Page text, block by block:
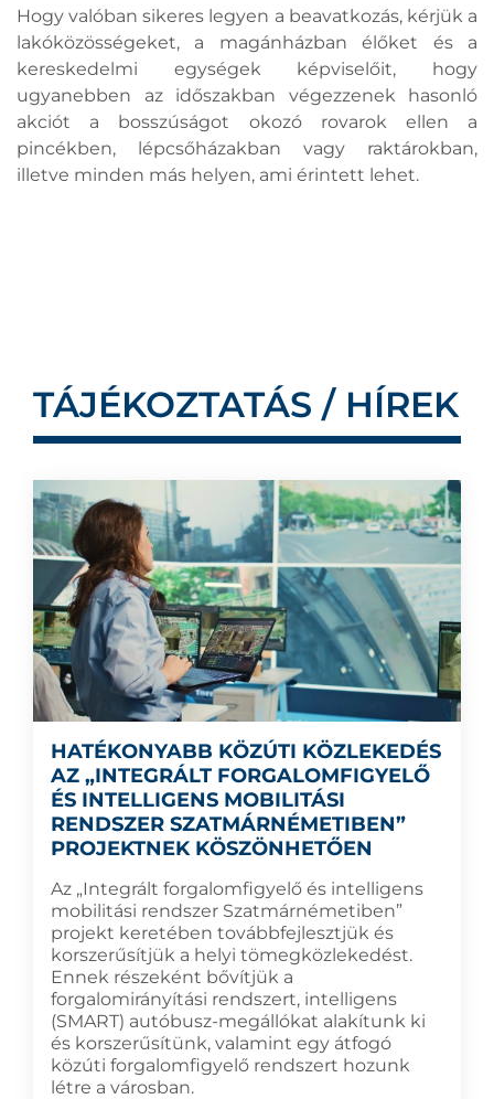
Hogy valóban sikeres legyen a beavatkozás, kérjük a
lakóközösségeket, a magánházban élőket és a
kereskedelmi egységek képviselőit, hogy
ugyanebben az időszakban végezzenek hasonló
akciót a bosszúságot okozó rovarok ellen a
pincékben, lépcsőházakban vagy raktárokban,
illetve minden más helyen, ami érintett lehet.
TÁJÉKOZTATÁS / HÍREK
HATÉKONYABB KÖZÚTI KÖZLEKEDÉS
AZ „INTEGRÁLT FORGALOMFIGYELŐ
ÉS INTELLIGENS MOBILITÁSI
RENDSZER SZATMÁRNÉMETIBEN”
PROJEKTNEK KÖSZÖNHETŐEN
Az „Integrált forgalomfigyelő és intelligens
mobilitási rendszer Szatmárnémetiben”
projekt keretében továbbfejlesztjük és
korszerűsítjük a helyi tömegközlekedést.
Ennek részeként bővítjük a
forgalomirányítási rendszert, intelligens
(SMART) autóbusz-megállókat alakítunk ki
és korszerűsítünk, valamint egy átfogó
közúti forgalomfigyelő rendszert hozunk
létre a városban.